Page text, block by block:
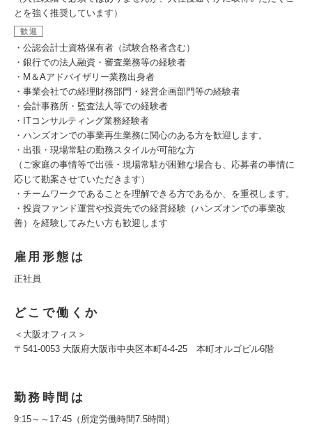
とを強く推奨しています）
歓迎
・公認会計士資格保有者（試験合格者含む）
・銀行での法人融資・審査業務等の経験者
・M＆Aアドバイザリー業務出身者
・事業会社での経理財務部門・経営企画部門等の経験者
・会計事務所・監査法人等での経験者
・ITコンサルティング業務経験者
・ハンズオンでの事業再生業務に関心のある方を歓迎します。
・出張・現場常駐の勤務スタイルが可能な方
（ご家庭の事情等で出張・現場常駐が困難な場合も、応募者の事情に
応じて勘案させていただきます）
・チームワークであることを理解できる方であるか、を重視します。
・投資ファンド運営や投資先での経営経験（ハンズオンでの事業改
善）を経験してみたい方も歓迎します
雇用形態は
正社員
どこで働くか
＜大阪オフィス＞
〒541-0053 大阪府大阪市中央区本町4-4-25 本町オルゴビル6階
勤務時間は
9:15～～17:45（所定労働時間7.5時間）